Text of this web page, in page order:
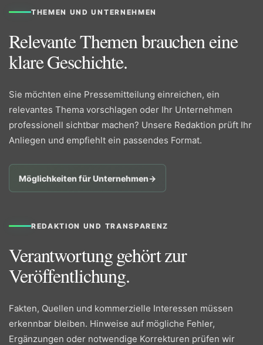
THEMEN UND UNTERNEHMEN
Relevante Themen brauchen eine
klare Geschichte.
Sie möchten eine Pressemitteilung einreichen, ein
relevantes Thema vorschlagen oder Ihr Unternehmen
professionell sichtbar machen? Unsere Redaktion prüft Ihr
Anliegen und empfiehlt ein passendes Format.
Möglichkeiten für Unternehmen→
REDAKTION UND TRANSPARENZ
Verantwortung gehört zur
Veröffentlichung.
Fakten, Quellen und kommerzielle Interessen müssen
erkennbar bleiben. Hinweise auf mögliche Fehler,
Ergänzungen oder notwendige Korrekturen prüfen wir